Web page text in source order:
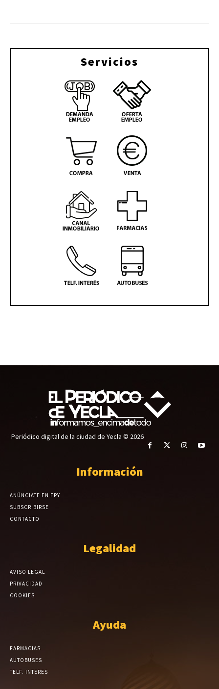
Servicios
Periódico digital de la ciudad de Yecla © 2026
Información
ANÚNCIATE EN EPY
SUBSCRIBIRSE
CONTACTO
Legalidad
AVISO LEGAL
PRIVACIDAD
COOKIES
Ayuda
FARMACIAS
AUTOBUSES
TELF. INTERES